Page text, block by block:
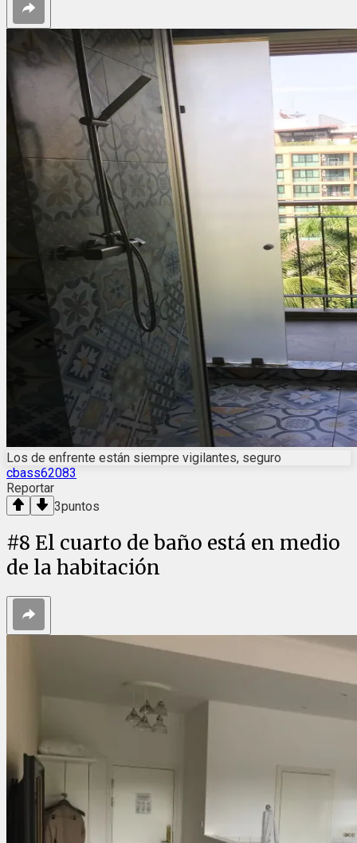
Los de enfrente están siempre vigilantes, seguro
cbass62083
Reportar
3puntos
#8 El cuarto de baño está en medio
de la habitación